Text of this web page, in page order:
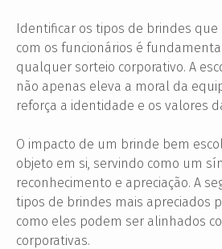
Identificar os tipos de brindes
com os funcionários é
qualquer sorteio corporativo. A
não apenas eleva a moral da
reforça a identidade e os valores
O impacto de um brinde bem
objeto em si, servindo como um
reconhecimento e apreciação. A
tipos de brindes mais apreciados
como eles podem ser alinhados
corporativas.